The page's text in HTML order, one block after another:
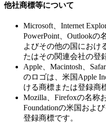
他社商標等について
Microsoft、Internet
PowerPoint、Outlook
よびその他の国におけ
たはその関連会社の登
Apple、Macintosh、
のロゴは、米国Apple
ける商標または登録商
Mozilla、Firefoxの名称
Foundationの米国およ
登録商標です。